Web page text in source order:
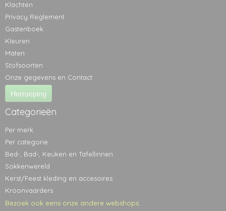
Klachten
Privacy Reglement
Gastenboek
Kleuren
Maten
Stofsoorten
Onze gegevens en Contact
Herroeping
Categorieën
Per merk
Per categorie
Bed-, Bad-, Keuken en Tafellinnen
Sokkenwereld
Kerst/Feest kleding en accesoires
Kroonvaarders
Bezoek ook eens onze andere webshops: